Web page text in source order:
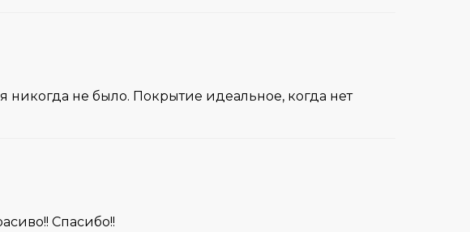
никогда не было. Покрытие идеальное, когда нет
Спасибо!!